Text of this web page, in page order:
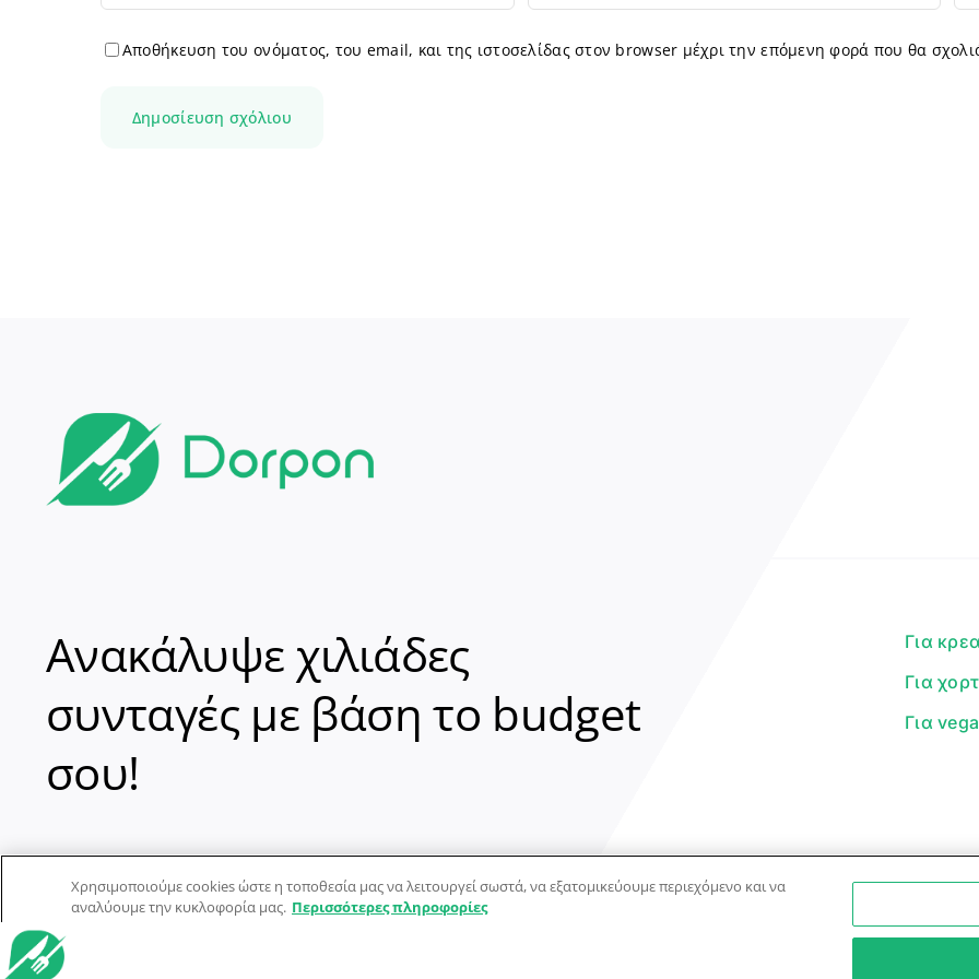
Αποθήκευση του ονόματος, του email, και της ιστοσελίδας στον browser μέχρι την επόμενη φορά που θα
Ανακάλυψε χιλιάδες
συνταγές με βάση το budget
σου!
Για
Για
Για
© Dorpon • Μηχανή αναζήτησης για …καλοφαγάδες!
Χρησιμοποιούμε cookies ώστε η τοποθεσία μας να λειτουργεί σωστά, να εξατομικεύουμε περιεχόμενο και να
αναλύουμε την κυκλοφορία μας. Περισσότερες πληροφορίες